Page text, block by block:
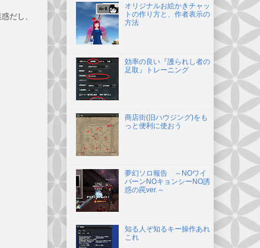
だし、
オリジナルお絵かきチャッ
トの作り方と、作者表示の
方法
効率の良い『護られし者の
足取』トレーニング
商店街(旧ハウジング)をも
っと便利に使おう
夢幻ソロ報告 ～NOワイ
バーンNOキョンシーNO誘
惑の罠ver.～
知る人ぞ知るキー操作あれ
これ